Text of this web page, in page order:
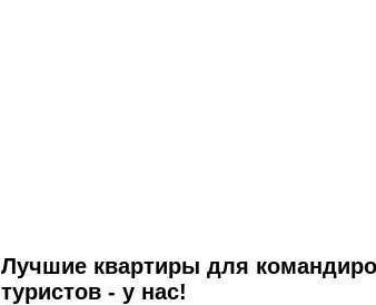
Лучшие квартиры для
туристов - у нас!